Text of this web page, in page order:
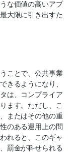
な価値の高いアプ
大限に引き出すた
ことで、公共事業
きるようになり、
は、コンプライア
ます。ただし、こ
またはその他の重
のある運用上の問
れると、このギャ
罰金が科せられる